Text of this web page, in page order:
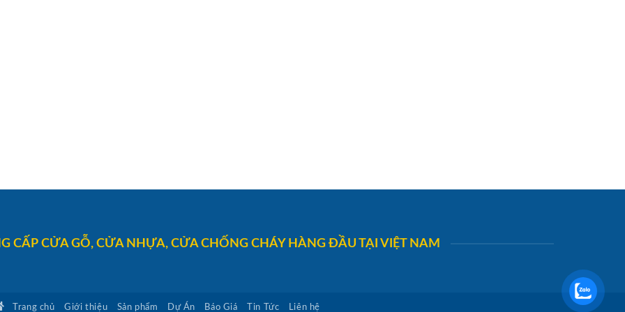
CẤP CỬA GỖ, CỬA NHỰA, CỬA CHỐNG CHÁY HÀNG ĐẦU TẠI VIỆT NAM
Trang chủ Giới thiệu Sản phẩm Dự Án Báo Giá Tin Tức Liên hệ